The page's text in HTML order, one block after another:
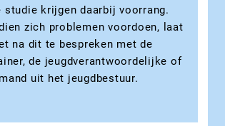
studie krijgen daarbij voorrang.
zich problemen voordoen, laat
na dit te bespreken met de
de jeugdverantwoordelijke of
uit het jeugdbestuur.